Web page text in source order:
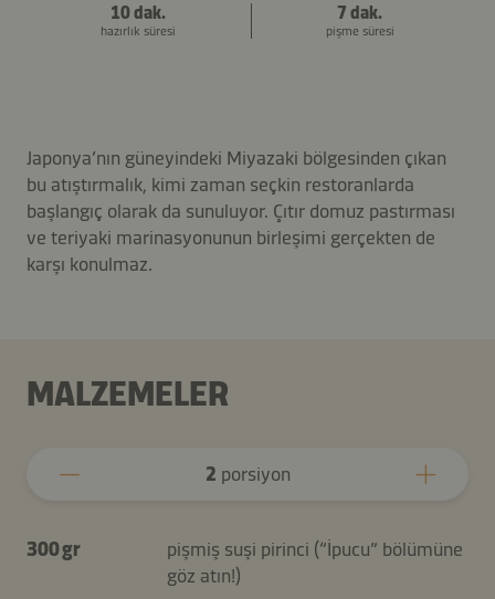
10 dak.
hazırlık süresi
7 dak.
pişme süresi
Japonya’nın güneyindeki Miyazaki bölgesinden çıkan
bu atıştırmalık, kimi zaman seçkin restoranlarda
başlangıç olarak da sunuluyor. Çıtır domuz pastırması
ve teriyaki marinasyonunun birleşimi gerçekten de
karşı konulmaz.
MALZEMELER
2 porsiyon
300 gr
pişmiş suşi pirinci (“İpucu” bölümüne
göz atın!)